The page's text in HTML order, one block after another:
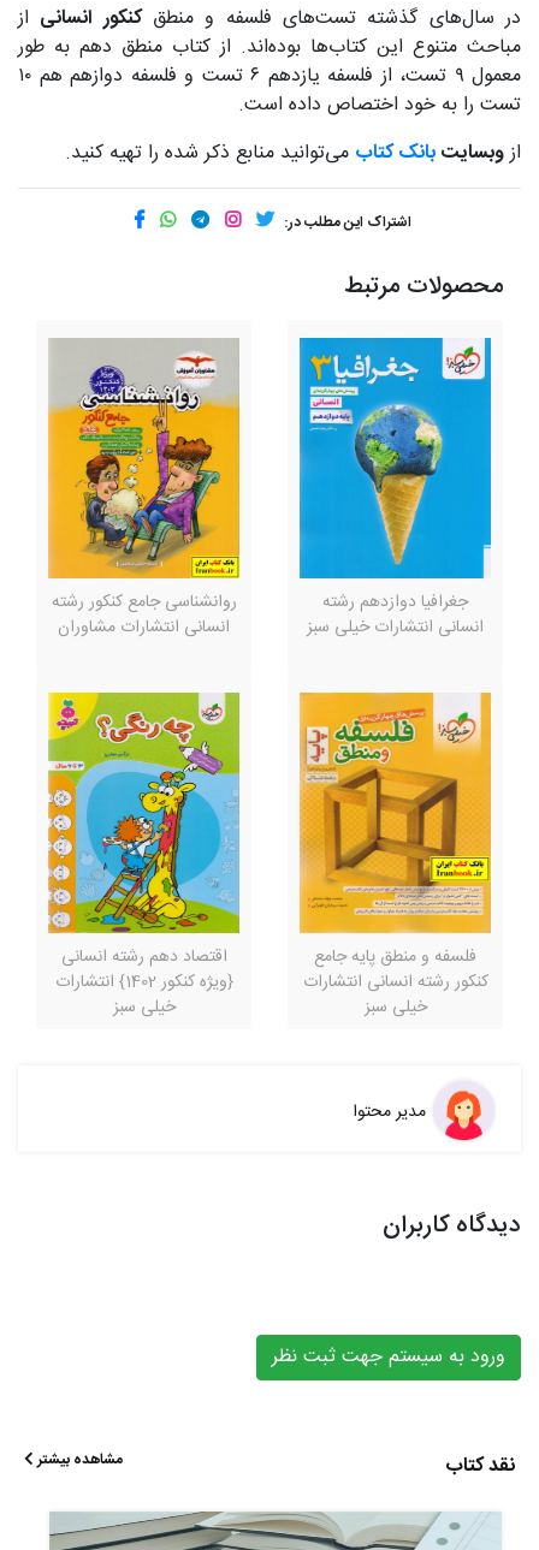
در سال‌های گذشته تست‌های فلسفه و منطقکنکور انسانی از
مباحث متنوع این کتاب‌ها بوده‌اند. از کتاب منطق دهم به طور
معمول ۹ تست، از فلسفه یازدهم ۶ تست و فلسفه دوازهم هم ۱۰
تست را به خود اختصاص داده است.
ازوبسایتبانک کتاب می‌توانید منابع ذکر شده را تهیه کنید.
اشتراک این مطلب در:
محصولات مرتبط
جغرافیا دوازدهم رشته
انسانی انتشارات خیلی سبز
روانشناسی جامع کنکور رشته
انسانی انتشارات مشاوران
فلسفه و منطق پایه جامع
کنکور رشته انسانی انتشارات
خیلی سبز
اقتصاد دهم رشته انسانی
{ویژه کنکور 1402} انتشارات
خیلی سبز
مدیر محتوا
دیدگاه کاربران
ورود به سیستم جهت ثبت نظر
نقد کتاب مشاهده بیشتر